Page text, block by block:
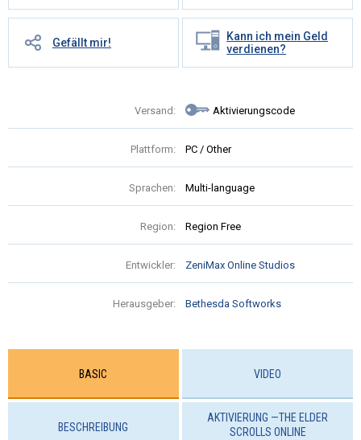
Gefällt mir!
Kann ich mein Geld
verdienen?
Versand: Aktivierungscode
Plattform: PC / Other
Sprachen: Multi-language
Region: Region Free
Entwickler: ZeniMax Online Studios
Herausgeber: Bethesda Softworks
BASIC VIDEO
BESCHREIBUNG
AKTIVIERUNG —THE ELDER
SCROLLS ONLINE